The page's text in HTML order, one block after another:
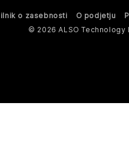
o zasebnosti O podjetju
© 2026 ALSO Technology